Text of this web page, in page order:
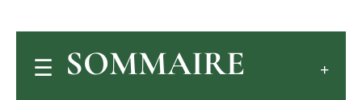
SOMMAIRE